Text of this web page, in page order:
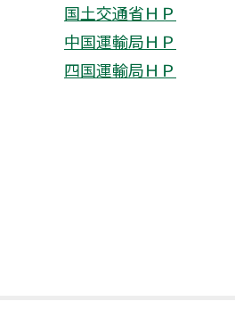
国土交通省ＨＰ
中国運輸局ＨＰ
四国運輸局ＨＰ